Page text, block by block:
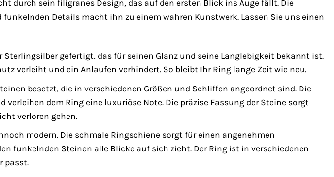
durch sein filigranes Design, das auf den ersten Blick ins Auge fällt. Die
Details macht ihn zu einem wahren Kunstwerk. Lassen Sie uns einen
Sterlingsilber gefertigt, das für seinen Glanz und seine Langlebigkeit bekannt ist.
verleiht und ein Anlaufen verhindert. So bleibt Ihr Ring lange Zeit wie neu.
besetzt, die in verschiedenen Größen und Schliffen angeordnet sind. Die
dem Ring eine luxuriöse Note. Die präzise Fassung der Steine sorgt
verloren gehen.
modern. Die schmale Ringschiene sorgt für einen angenehmen
funkelnden Steinen alle Blicke auf sich zieht. Der Ring ist in verschiedenen
passt.